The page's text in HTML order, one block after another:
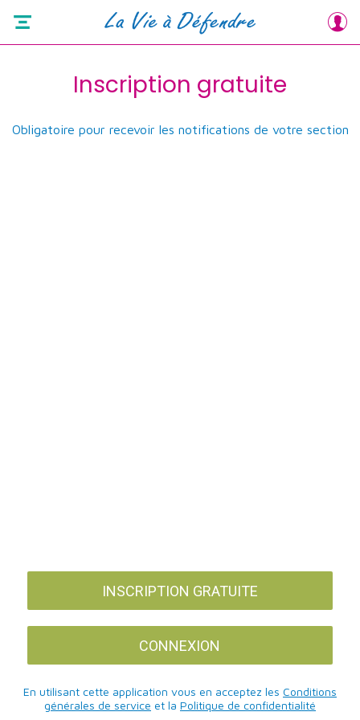
Inscription gratuite
Obligatoire pour recevoir les notifications de votre section
INSCRIPTION GRATUITE
CONNEXION
En utilisant cette application vous en acceptez les Conditions
générales de service et la Politique de confidentialité